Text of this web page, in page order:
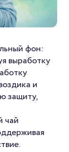
фон:
выработку
и
защиту,
чай